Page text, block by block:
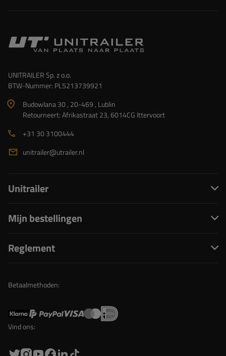
UNITRAILER Sp. z o.o.
BTW-Nummer: PL5213739921
Budowlana 30 , 20-469 , Lublin
Retourneert: Afrikastraat 23, 6014CG Ittervoort
+31 30 3100444
unitrailer@utrailer.nl
Unitrailer
Mijn bestellingen
Reglement
Betaalmethoden:
Vind ons: